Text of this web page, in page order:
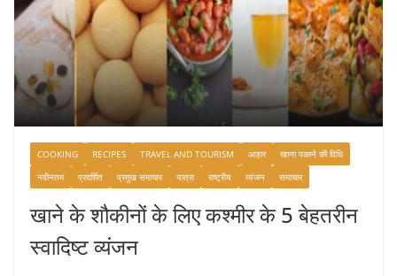
COOKING RECIPES TRAVEL AND TOURISM आहार
खाना पकाने की विधि
नवीनतम
प्रदर्शित प्रमुख समाचार यात्रा राष्ट्रीय व्यंजन समाचार
खाने के शौकीनों के लिए कश्मीर के 5 बेहतरीन
स्वादिष्ट व्यंजन